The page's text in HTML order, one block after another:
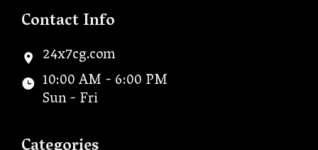
Contact Info
24x7cg.com
10:00 AM - 6:00 PM
Sun - Fri